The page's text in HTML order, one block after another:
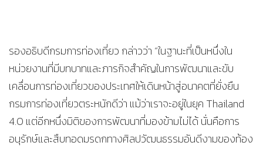
รองอธิบดีกรมการท่องเที่ยว กล่าวว่า “ในฐานะที่เป็นหนึ่งใน
หน่วยงานที่มีบทบาทและภารกิจสำคัญในการพัฒนาและขับ
เคลื่อนการท่องเที่ยวของประเทศให้เดินหน้าสู่อนาคตที่ยั่งยืน
กรมการท่องเที่ยวตระหนักดีว่า แม้ว่าเราจะอยู่ในยุค Thailand
4.0 แต่อีกหนึ่งมิติของการพัฒนาที่มองข้ามไม่ได้ นั่นคือการ
อนุรักษ์และสืบทอดมรดกทางศิลปวัฒนธรรมอันดีงามของท้อง